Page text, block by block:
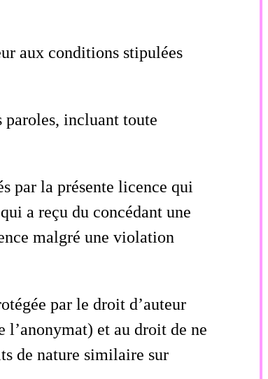
aux conditions stipulées
paroles, incluant toute
par la présente licence qui
a reçu du concédant une
malgré une violation
par le droit d’auteur
et au droit de ne
de nature similaire sur